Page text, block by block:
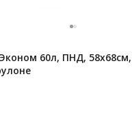
60л, ПНД,